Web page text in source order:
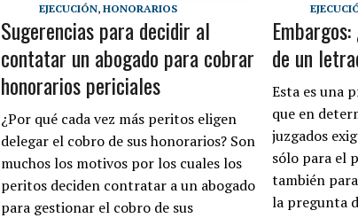
EJECUCIÓN, HONORARIOS
Sugerencias para decidir al
contatar un abogado para cobrar
honorarios periciales
¿Por qué cada vez más peritos eligen
delegar el cobro de sus honorarios? Son
muchos los motivos por los cuales los
peritos deciden contratar a un abogado
para gestionar el cobro de sus
de un
Esta es una
que en
juzgados
sólo para el
también
la pregunta